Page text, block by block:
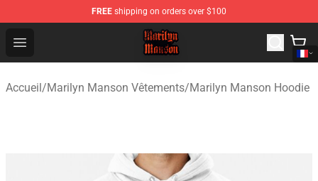
FREE shipping on orders over $100
Open menu
Marilyn Manson Shop - Official Marilyn Manson
Accueil/Marilyn Manson Vêtements/Marilyn Manson Hoodie